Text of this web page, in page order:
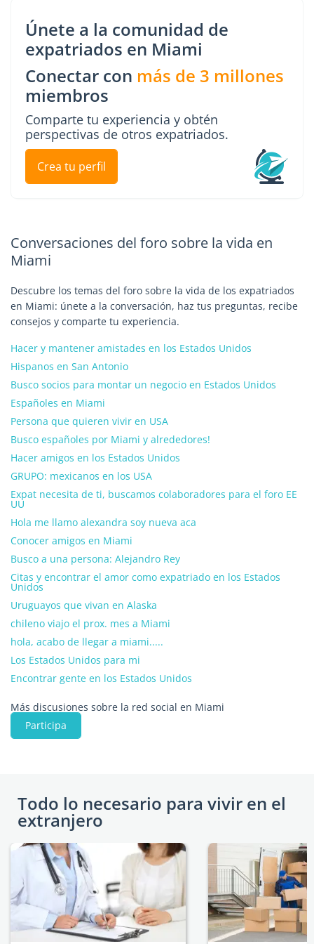
Únete a la comunidad de
expatriados en Miami
Conectar con más de 3 millones
miembros
Comparte tu experiencia y obtén
perspectivas de otros expatriados.
Crea tu perfil
Conversaciones del foro sobre la vida en
Miami
Descubre los temas del foro sobre la vida de los expatriados
en Miami: únete a la conversación, haz tus preguntas, recibe
consejos y comparte tu experiencia.
Hacer y mantener amistades en los Estados Unidos
Hispanos en San Antonio
Busco socios para montar un negocio en Estados Unidos
Españoles en Miami
Persona que quieren vivir en USA
Busco españoles por Miami y alrededores!
Hacer amigos en los Estados Unidos
GRUPO: mexicanos en los USA
Expat necesita de ti, buscamos colaboradores para el foro EE
UU
Hola me llamo alexandra soy nueva aca
Conocer amigos en Miami
Busco a una persona: Alejandro Rey
Citas y encontrar el amor como expatriado en los Estados
Unidos
Uruguayos que vivan en Alaska
chileno viajo el prox. mes a Miami
hola, acabo de llegar a miami.....
Los Estados Unidos para mi
Encontrar gente en los Estados Unidos
Más discusiones sobre la red social en Miami
Participa
Todo lo necesario para vivir en el
extranjero